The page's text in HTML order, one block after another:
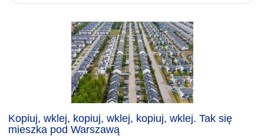
Kopiuj, wklej, kopiuj, wklej, kopiuj, wklej. Tak się
mieszka pod Warszawą